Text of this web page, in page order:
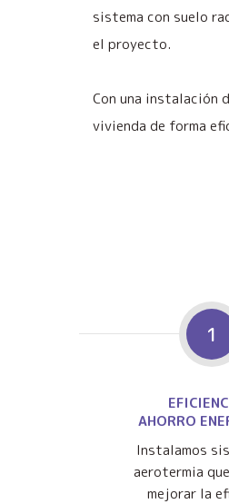
sistema con suelo
el proyecto.
Con una instalación
vivienda de forma
1
AHORRO
Instalamos
aerotermia
mejorar la